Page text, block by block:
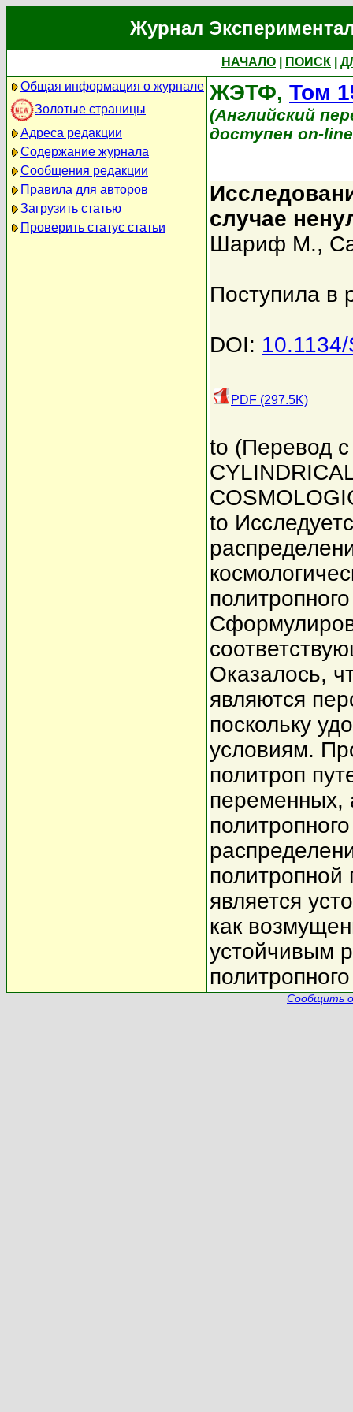
Журнал
НАЧАЛО ПОИСК
Общая информация о журнале
Золотые страницы
Адреса редакции
Содержание журнала
Сообщения редакции
Правила для авторов
Загрузить статью
Проверить статус статьи
ЖЭТФ, Том
(Английский
доступен on-
случае
Шариф М.,
Поступила в
DOI:
PDF (297.5K)
to (Перевод с
to
Оказалось,
являются
поскольку
условиям.
политроп
переменных,
политропной
является
как
устойчивым
Сообщить о